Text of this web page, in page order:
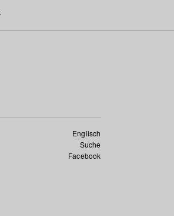
Englisch
Suche
Facebook